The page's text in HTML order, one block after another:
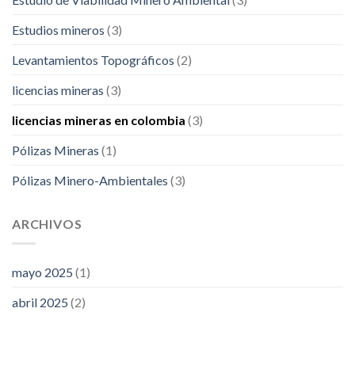
Estudios mineros (3)
Levantamientos Topográficos (2)
licencias mineras (3)
licencias mineras en colombia (3)
Pólizas Mineras (1)
Pólizas Minero-Ambientales (3)
ARCHIVOS
mayo 2025 (1)
abril 2025 (2)